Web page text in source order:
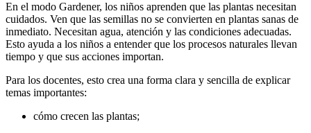
En el modo Gardener, los niños aprenden que las plantas necesitan
cuidados. Ven que las semillas no se convierten en plantas sanas de
inmediato. Necesitan agua, atención y las condiciones adecuadas.
Esto ayuda a los niños a entender que los procesos naturales llevan
tiempo y que sus acciones importan.
Para los docentes, esto crea una forma clara y sencilla de explicar
temas importantes:
cómo crecen las plantas;